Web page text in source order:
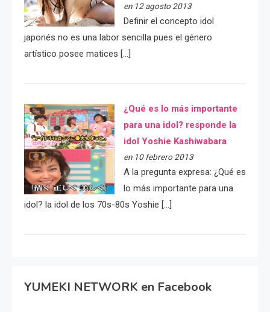
en 12 agosto 2013
Definir el concepto idol
japonés no es una labor sencilla pues el género
artístico posee matices […]
¿Qué es lo más importante
para una idol? responde la
idol Yoshie Kashiwabara
en 10 febrero 2013
A la pregunta expresa: ¿Qué es
lo más importante para una
idol? la idol de los 70s-80s Yoshie […]
YUMEKI NETWORK en Facebook